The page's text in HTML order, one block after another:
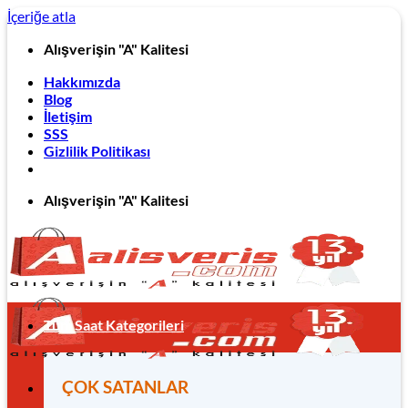
İçeriğe atla
Alışverişin "A" Kalitesi
Hakkımızda
Blog
İletişim
SSS
Gizlilik Politikası
Alışverişin "A" Kalitesi
Tüm Saat Kategorileri
ÇOK SATANLAR